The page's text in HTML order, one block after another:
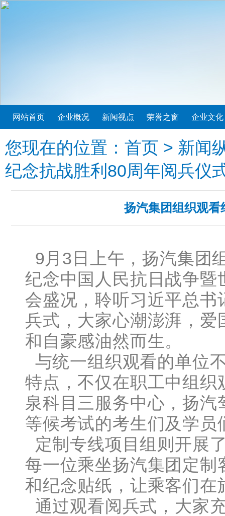
网站首页 企业概况 新闻视点 荣誉之窗 企业文化
您现在的位置： 首页 > 新闻
纪念抗战胜利80周年阅兵仪
扬汽集团组织观看
9月3日上午，扬汽集团
纪念中国人民抗日战争
会盛况，聆听习近平总
兵式，大家心潮澎湃，
和自豪感油然而生。
与统一组织观看的单位
特点，不仅在职工中组
泉科目三服务中心，扬
等候考试的考生们及学
定制专线项目组则开展
每一位乘坐扬汽集团定
和纪念贴纸，让乘客们
通过观看阅兵式，大家